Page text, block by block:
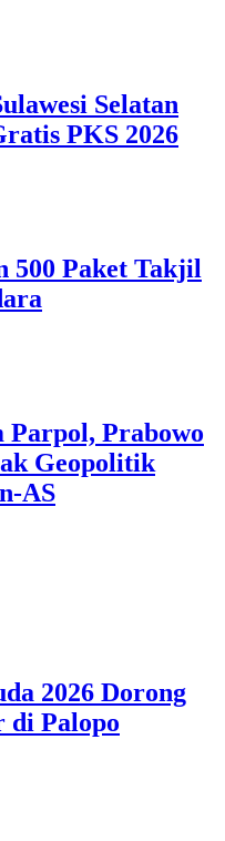
Selatan
PKS 2026
500 Paket Takjil
Prabowo
Geopolitik
AS
2026 Dorong
di Palopo